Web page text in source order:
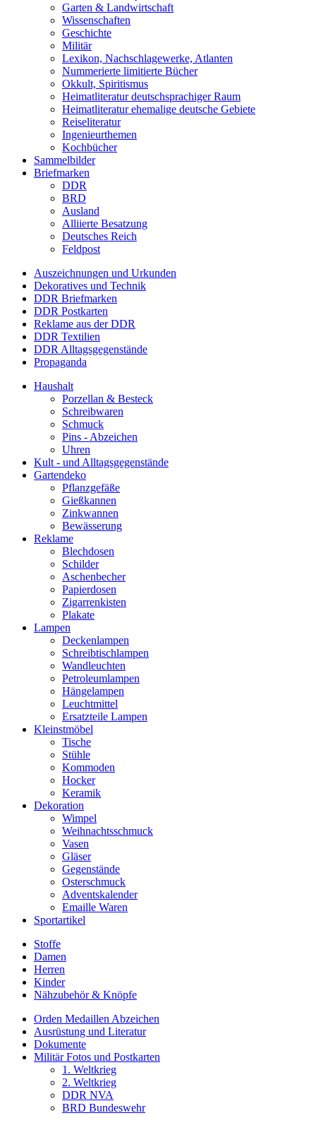
Garten & Landwirtschaft
Wissenschaften
Geschichte
Militär
Lexikon, Nachschlagewerke, Atlanten
Nummerierte limitierte Bücher
Okkult, Spiritismus
Heimatliteratur deutschsprachiger Raum
Heimatliteratur ehemalige deutsche Gebiete
Reiseliteratur
Ingenieurthemen
Kochbücher
Sammelbilder
Briefmarken
DDR
BRD
Ausland
Alliierte Besatzung
Deutsches Reich
Feldpost
Auszeichnungen und Urkunden
Dekoratives und Technik
DDR Briefmarken
DDR Postkarten
Reklame aus der DDR
DDR Textilien
DDR Alltagsgegenstände
Propaganda
Haushalt
Porzellan & Besteck
Schreibwaren
Schmuck
Pins - Abzeichen
Uhren
Kult - und Alltagsgegenstände
Gartendeko
Pflanzgefäße
Gießkannen
Zinkwannen
Bewässerung
Reklame
Blechdosen
Schilder
Aschenbecher
Papierdosen
Zigarrenkisten
Plakate
Lampen
Deckenlampen
Schreibtischlampen
Wandleuchten
Petroleumlampen
Hängelampen
Leuchtmittel
Ersatzteile Lampen
Kleinstmöbel
Tische
Stühle
Kommoden
Hocker
Keramik
Dekoration
Wimpel
Weihnachtsschmuck
Vasen
Gläser
Gegenstände
Osterschmuck
Adventskalender
Emaille Waren
Sportartikel
Stoffe
Damen
Herren
Kinder
Nähzubehör & Knöpfe
Orden Medaillen Abzeichen
Ausrüstung und Literatur
Dokumente
Militär Fotos und Postkarten
1. Weltkrieg
2. Weltkrieg
DDR NVA
BRD Bundeswehr